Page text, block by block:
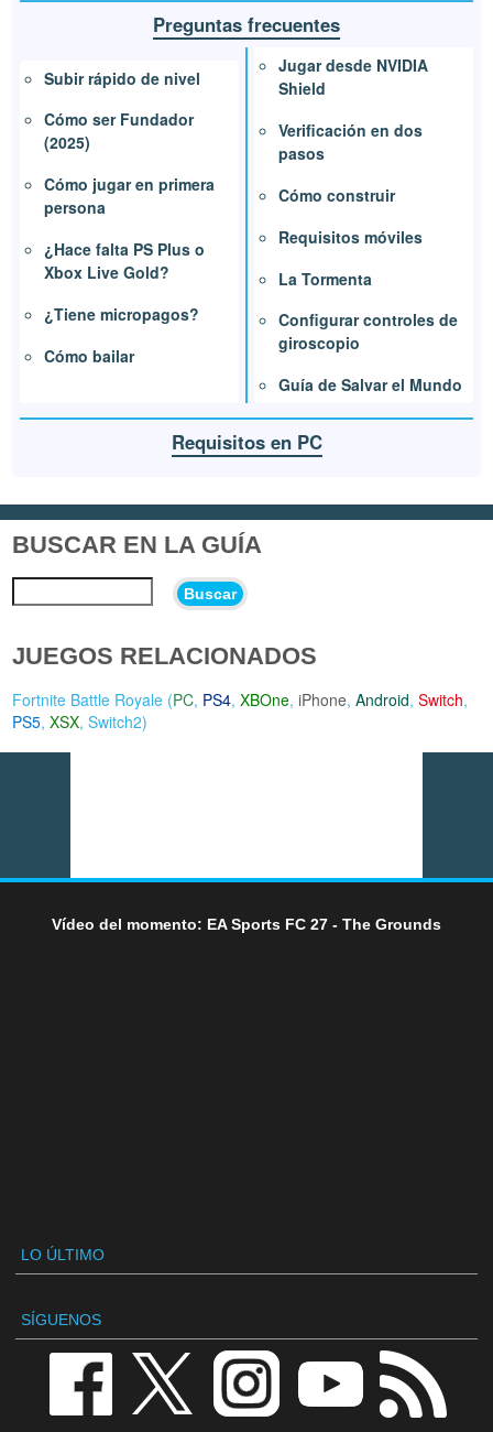
Preguntas frecuentes
Subir rápido de nivel
Cómo ser Fundador
(2025)
Cómo jugar en primera
persona
¿Hace falta PS Plus o
Xbox Live Gold?
¿Tiene micropagos?
Cómo bailar
Jugar desde NVIDIA
Shield
Verificación en dos
pasos
Cómo construir
Requisitos móviles
La Tormenta
Configurar controles de
giroscopio
Guía de Salvar el Mundo
Requisitos en PC
BUSCAR EN LA GUÍA
Buscar
JUEGOS RELACIONADOS
Fortnite Battle Royale (PC, PS4,XBOne,iPhone,Android,Switch,
PS5,XSX,Switch2)
Vídeo del momento: EA Sports FC 27 - The Grounds
LO ÚLTIMO
SÍGUENOS